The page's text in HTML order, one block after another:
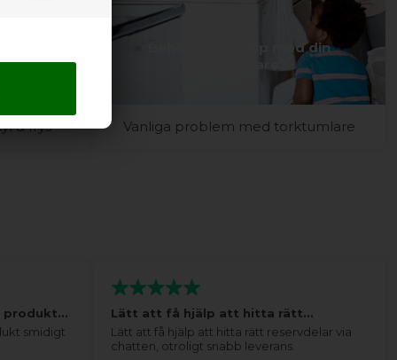
ditt
& frys
Behöver du hjälp med din
Vanliga problem med torktumlare
produkt…
smidigt
Lätt att få hjälp att hitta rätt…
Lätt att få hjälp att hitta rätt reservdelar via
chatten, otroligt snabb leverans.